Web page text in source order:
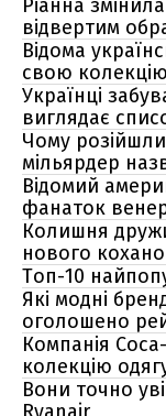
Ріанна
відвертим
Відома
свою
Українці
виглядає
Чому
мільярдер
Відомий
фанаток
Колишня
нового
Топ-10
Які модні
оголошено
Компанія
колекцію
Вони точно